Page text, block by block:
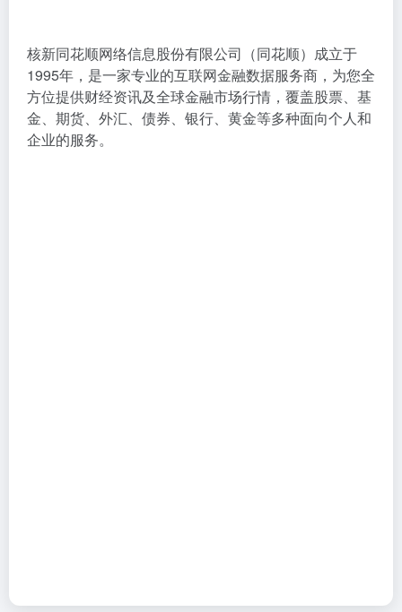
核新同花顺网络信息股份有限公司（同花顺）成立于
1995年，是一家专业的互联网金融数据服务商，为您全
方位提供财经资讯及全球金融市场行情，覆盖股票、基
金、期货、外汇、债券、银行、黄金等多种面向个人和
企业的服务。